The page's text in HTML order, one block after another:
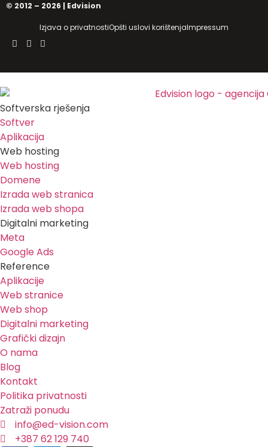
© 2012 – 2026 | Edvision
Izjava o privatnostiOpšti uslovi korištenjaImpressum
Softverska rješenja
Softver
Aplikacija
Web hosting
Web hosting
Domene
Izrada web stranica
Izrada web shopa
Digitalni marketing
Meta
Google Ads
Reference
Aplikacije
Web stranice
Web shop
Digitalni marketing
Grafički dizajn
O nama
Blog
Kontakt
Politika privatnosti
Zatraži ponudu
info@ed-vision.com
+387 62 129 740